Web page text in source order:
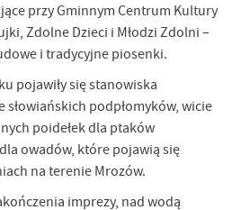
przy Gminnym Centrum Kultury
Zdolne Dzieci i Młodzi Zdolni –
i tradycyjne piosenki.
pojawiły się stanowiska
podpłomyków, wicie
poidełek dla ptaków
owadów, które pojawią się
na terenie Mrozów.
imprezy, nad wodą
witryny internetowej. Treści
na stronach podmiotów trzecich lub
oraz innych dostawców usług.
pośredników prezentujących nasze
ofert, komunikatów mediów